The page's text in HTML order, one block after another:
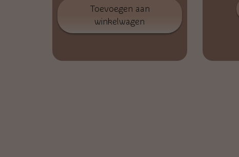
Toevoegen aan
winkelwagen